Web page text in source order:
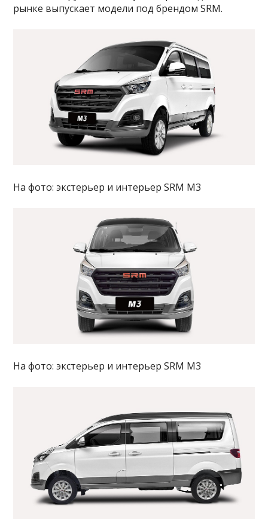
рынке выпускает модели под брендом SRM.
На фото: экстерьер и интерьер SRM M3
На фото: экстерьер и интерьер SRM M3